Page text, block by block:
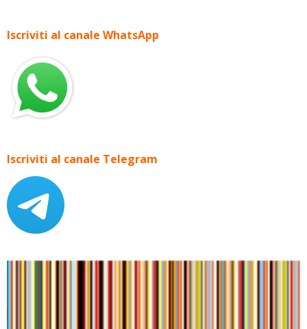
Iscriviti al canale WhatsApp
Iscriviti al canale Telegram